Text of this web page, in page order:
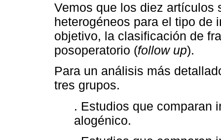
Vemos que los diez artículos
heterogéneos para el tipo de
objetivo, la clasificación de
posoperatorio (follow up).
Para un análisis más
tres grupos.
. Estudios que comparan
alogénico.